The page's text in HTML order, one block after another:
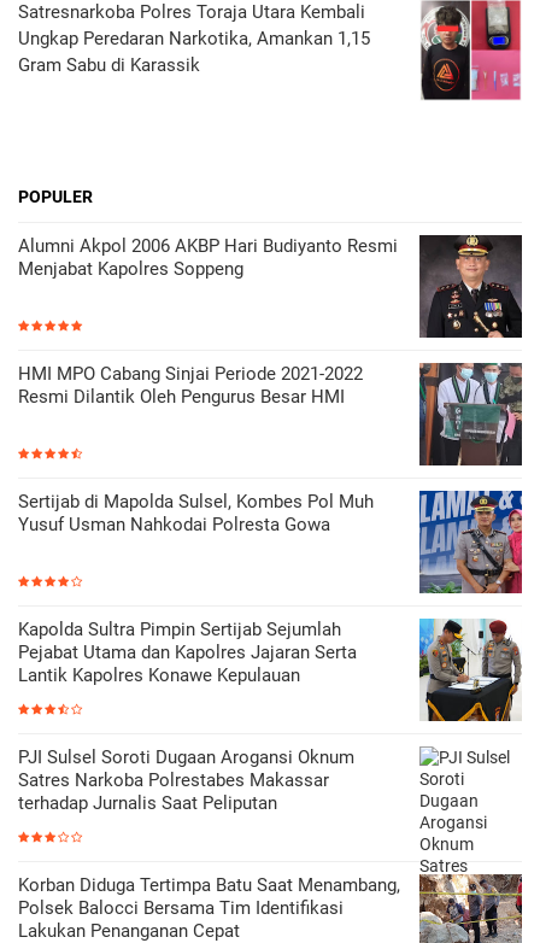
Satresnarkoba Polres Toraja Utara Kembali
Ungkap Peredaran Narkotika, Amankan 1,15
Gram Sabu di Karassik
POPULER
Alumni Akpol 2006 AKBP Hari Budiyanto Resmi
Menjabat Kapolres Soppeng
HMI MPO Cabang Sinjai Periode 2021-2022
Resmi Dilantik Oleh Pengurus Besar HMI
Sertijab di Mapolda Sulsel, Kombes Pol Muh
Yusuf Usman Nahkodai Polresta Gowa
Kapolda Sultra Pimpin Sertijab Sejumlah
Pejabat Utama dan Kapolres Jajaran Serta
Lantik Kapolres Konawe Kepulauan
PJI Sulsel Soroti Dugaan Arogansi Oknum
Satres Narkoba Polrestabes Makassar
terhadap Jurnalis Saat Peliputan
Korban Diduga Tertimpa Batu Saat Menambang,
Polsek Balocci Bersama Tim Identifikasi
Lakukan Penanganan Cepat